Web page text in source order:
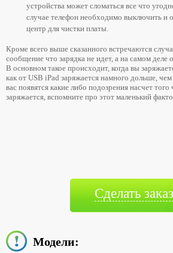
устройства может сломаться все что
случае телефон необходимо выключить и
центр для чистки платы.
Кроме всего выше сказанного встречаются
сообщение что зарядка не идет, а на самом деле
В основном такое происходит, когда вы
как от USB iPad заряжается намного дольше,
вас появятся какие либо подозрения насчет
заряжается, вспомните про этот маленький
Сделать заказ
Модели: